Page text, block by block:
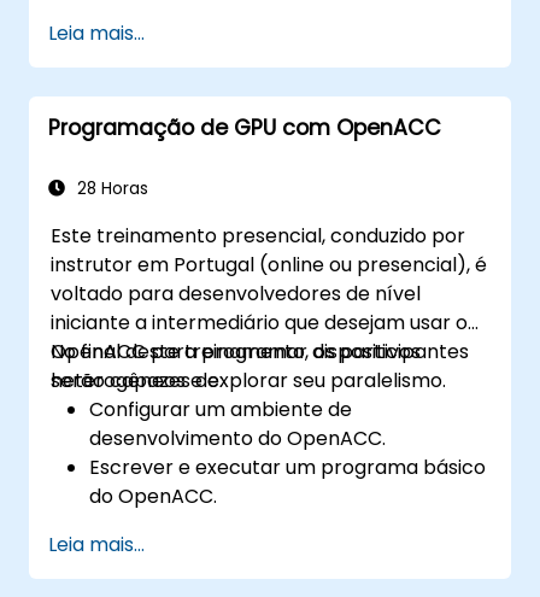
Leia mais...
Programação de GPU com OpenACC
28 Horas
Este treinamento presencial, conduzido por
instrutor em Portugal (online ou presencial), é
voltado para desenvolvedores de nível
iniciante a intermediário que desejam usar o
OpenACC para programar dispositivos
heterogêneos e explorar seu paralelismo.
No final deste treinamento, os participantes
serão capazes de:
Configurar um ambiente de
desenvolvimento do OpenACC.
Escrever e executar um programa básico
do OpenACC.
do OpenACC.
Usar a API e bibliotecas do OpenACC.
Leia mais...